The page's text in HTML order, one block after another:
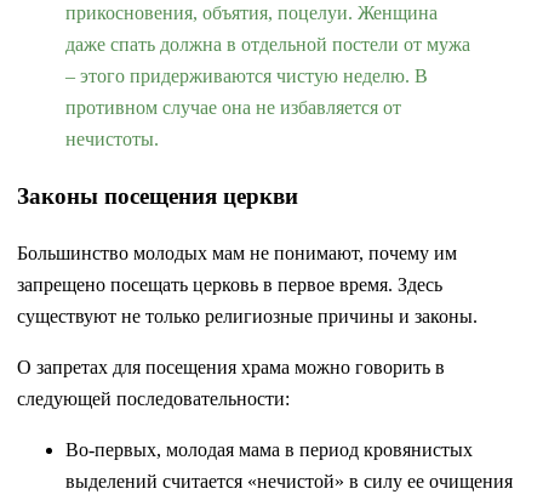
прикосновения, объятия, поцелуи. Женщина
даже спать должна в отдельной постели от мужа
– этого придерживаются чистую неделю. В
противном случае она не избавляется от
нечистоты.
Законы посещения церкви
Большинство молодых мам не понимают, почему им
запрещено посещать церковь в первое время. Здесь
существуют не только религиозные причины и законы.
О запретах для посещения храма можно говорить в
следующей последовательности:
Во-первых, молодая мама в период кровянистых
выделений считается «нечистой» в силу ее очищения